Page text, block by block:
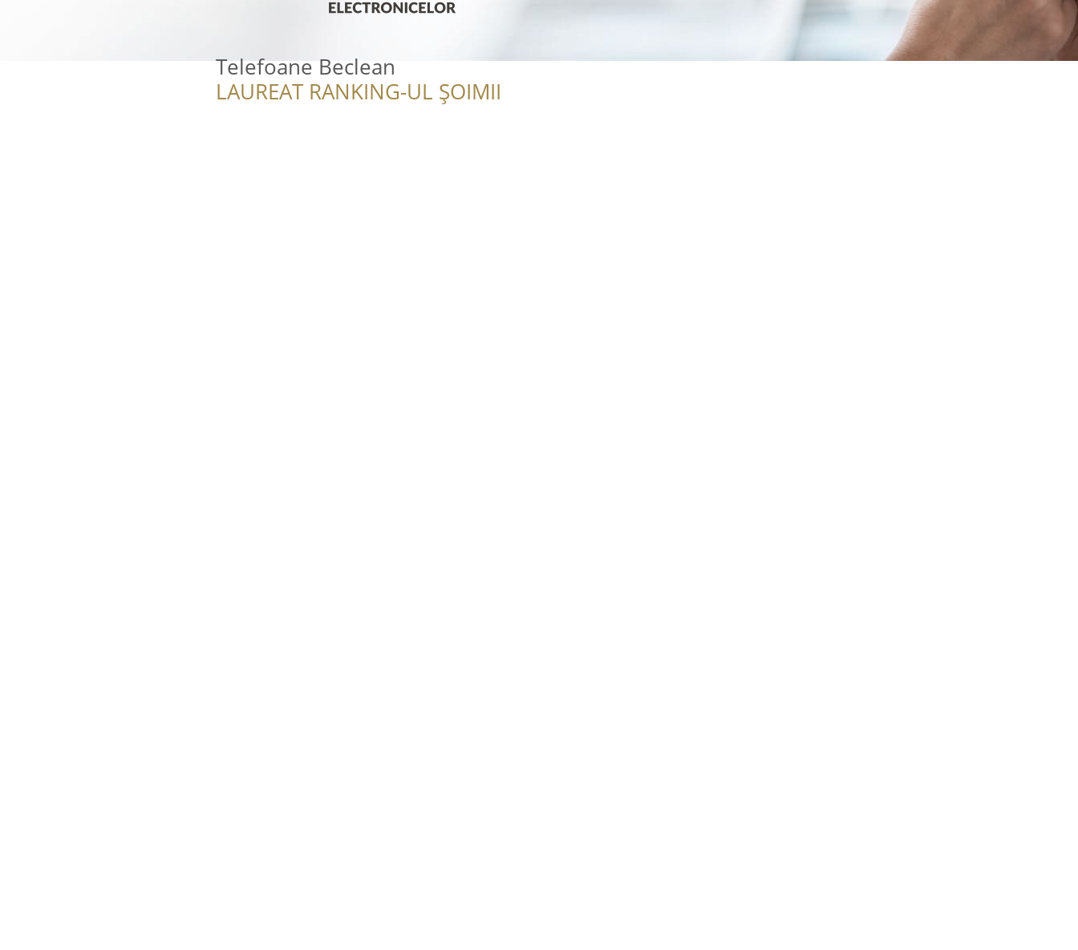
Telefoane Beclean
LAUREAT RANKING-UL ȘOIMII